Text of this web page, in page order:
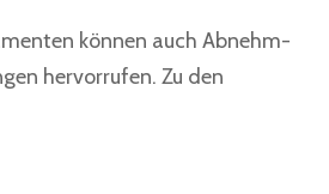
können auch Abnehm-
hervorrufen. Zu den